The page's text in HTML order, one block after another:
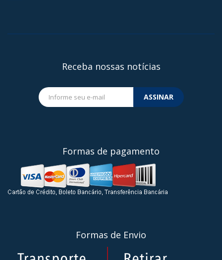
Receba nossas notícias
ASSINAR
Formas de pagamento
Formas de Envio